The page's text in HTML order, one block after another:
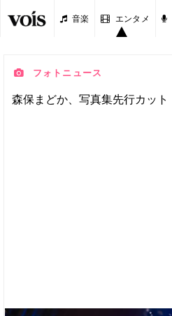
音楽 エンタメ
フォトニュース
森保まどか、写真集先行カット